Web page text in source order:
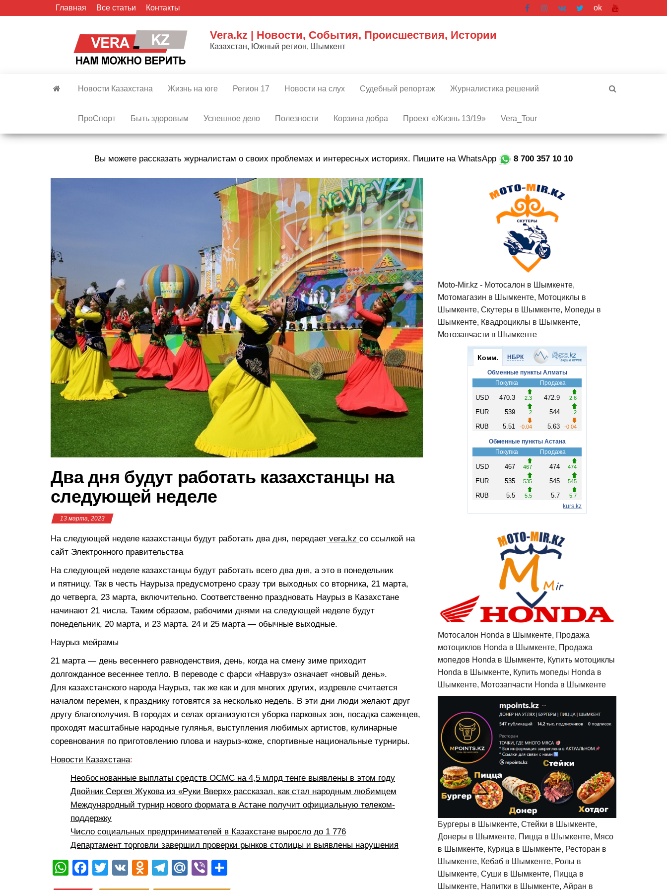
Главная Все статьи Контакты ok
Vera.kz | Новости, События, Происшествия, Истории
Казахстан, Южный регион, Шымкент
Новости Казахстана Жизнь на юге Регион 17 Новости на слух Судебный репортаж Журналистика решений
ПроСпорт Быть здоровым Успешное дело Полезности Корзина добра Проект «Жизнь 13/19» Vera_Tour
Вы можете рассказать журналистам о своих проблемах и интересных историях. Пишите на WhatsApp 8 700 357 10 10
Два дня будут работать казахстанцы на
следующей неделе
13 марта, 2023
На следующей неделе казахстанцы будут работать два дня, передает vera.kz со ссылкой на
сайт Электронного правительства
На следующей неделе казахстанцы будут работать всего два дня, а это в понедельник
и пятницу. Так в честь Наурыза предусмотрено сразу три выходных со вторника, 21 марта,
до четверга, 23 марта, включительно. Соответственно праздновать Наурыз в Казахстане
начинают 21 числа. Таким образом, рабочими днями на следующей неделе будут
понедельник, 20 марта, и 23 марта. 24 и 25 марта — обычные выходные.
Наурыз мейрамы
21 марта — день весеннего равноденствия, день, когда на смену зиме приходит
долгожданное весеннее тепло. В переводе с фарси «Навруз» означает «новый день».
Для казахстанского народа Наурыз, так же как и для многих других, издревле считается
началом перемен, к празднику готовятся за несколько недель. В эти дни люди желают друг
другу благополучия. В городах и селах организуются уборка парковых зон, посадка саженцев,
проходят масштабные народные гулянья, выступления любимых артистов, кулинарные
соревнования по приготовлению плова и наурыз-коже, спортивные национальные турниры.
Новости Казахстана:
Необоснованные выплаты средств ОСМС на 4,5 млрд тенге выявлены в этом году
Двойник Сергея Жукова из «Руки Вверх» рассказал, как стал народным любимцем
Международный турнир нового формата в Астане получит официальную телеком-
поддержку
Число социальных предпринимателей в Казахстане выросло до 1 776
Департамент торговли завершил проверки рынков столицы и выявлены нарушения
W F
T
V
O
T
M Vi
Moto-Mir.kz - Мотосалон в Шымкенте,
Мотомагазин в Шымкенте, Мотоциклы в
Шымкенте, Скутеры в Шымкенте, Мопеды в
Шымкенте, Квадроциклы в Шымкенте,
Мотозапчасти в Шымкенте
Мотосалон Honda в Шымкенте, Продажа
мотоциклов Honda в Шымкенте, Продажа
мопедов Honda в Шымкенте, Купить мотоциклы
Honda в Шымкенте, Купить мопеды Honda в
Шымкенте, Мотозапчасти Honda в Шымкенте
Бургеры в Шымкенте, Стейки в Шымкенте,
Донеры в Шымкенте, Пицца в Шымкенте, Мясо
в Шымкенте, Курица в Шымкенте, Ресторан в
Шымкенте, Кебаб в Шымкенте, Ролы в
Шымкенте, Суши в Шымкенте, Пицца в
Шымкенте, Напитки в Шымкенте, Айран в